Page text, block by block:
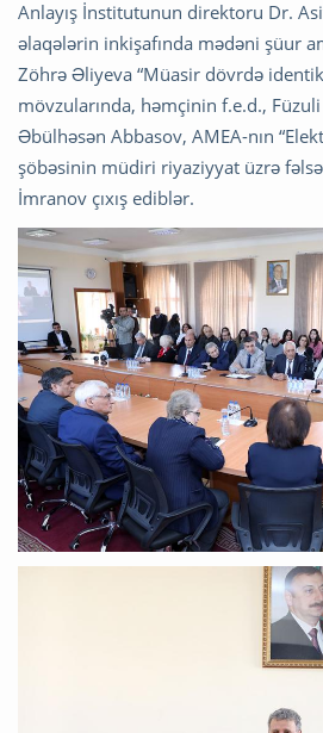
Anlayış İnstitutunun direktoru Dr.
əlaqələrin inkişafında mədəni şüur
Zöhrə Əliyeva “Müasir dövrdə
mövzularında, həmçinin f.e.d.,
Əbülhəsən Abbasov, AMEA-nın
şöbəsinin müdiri riyaziyyat üzrə
İmranov çıxış ediblər.